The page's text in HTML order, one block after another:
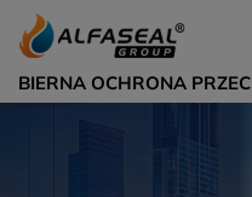
BIERNA OCHRONA